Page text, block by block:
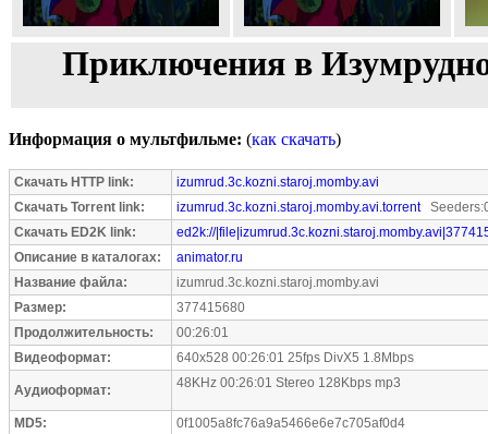
Приключения в
Информация о мультфильме: (как скачать)
Скачать HTTP link:
izumrud.3c.kozni.staroj.momby.avi
Скачать Torrent link:
izumrud.3c.kozni.staroj.momby.avi.torrent
Скачать ED2K link:
ed2k://
Описание в каталогах:
animator.ru
Название файла:
izumrud.3c.kozni.staroj.momby.avi
Размер:
377415680
Продолжительность:
00:26:01
Видеоформат:
640x528 00:26:01 25fps DivX5 1.8Mbps
Аудиоформат: 48KHz 00:26:01 Stereo 128Kbps mp3
MD5:
0f1005a8fc76a9a5466e6e7c705af0d4